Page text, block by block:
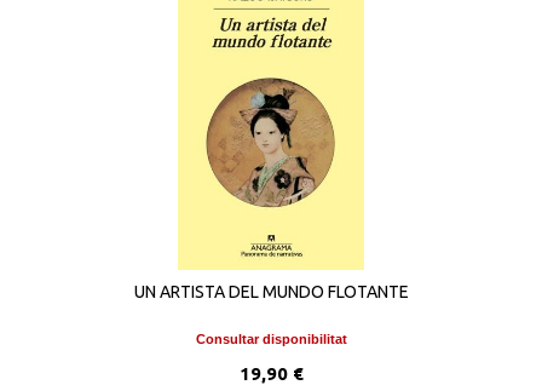
UN ARTISTA DEL MUNDO FLOTANTE
Consultar disponibilitat
19,90 €